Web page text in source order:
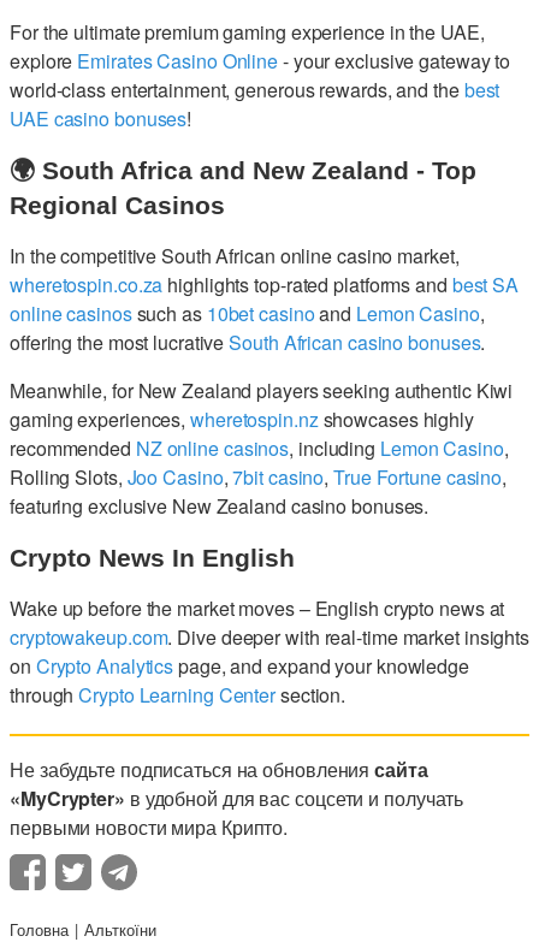
For the ultimate premium gaming experience in the UAE,
explore Emirates Casino Online- your exclusive gateway to
world-class entertainment, generous rewards, and thebest
UAE casino bonuses!
🌍 South Africa and New Zealand - Top
Regional Casinos
In the competitive South African online casino market,
wheretospin.co.za highlights top-rated platforms and best SA
online casinossuch as 10bet casinoand Lemon Casino,
offering the most lucrativeSouth African casino bonuses.
Meanwhile, for New Zealand players seeking authentic Kiwi
gaming experiences, wheretospin.nzshowcases highly
recommended NZ online casinos, including Lemon Casino,
Rolling Slots, Joo Casino,7bit casino,True Fortune casino,
featuring exclusive New Zealand casino bonuses.
Crypto News In English
Wake up before the market moves – English crypto news at
cryptowakeup.com. Dive deeper with real-time market insights
on Crypto Analyticspage, and expand your knowledge
throughCrypto Learning Centersection.
Не забудьте подписаться на обновлениясайта
«MyCrypter» в удобной для вас соцсети и получать
первыми новости мира Крипто.
Головна Альткоїни